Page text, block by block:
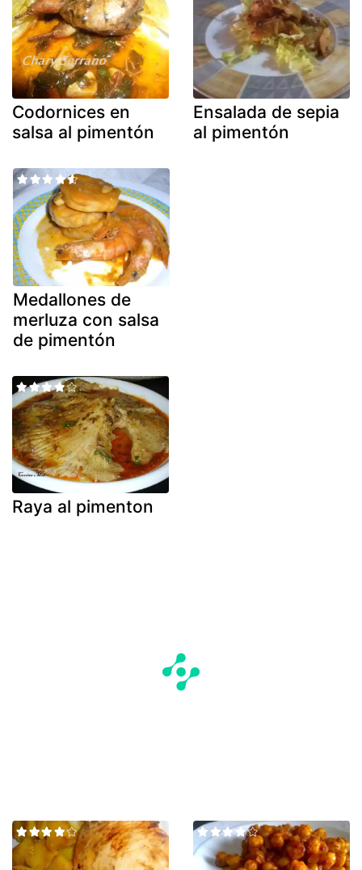
Codornices en
salsa al pimentón
Ensalada de sepia
al pimentón
Medallones de
merluza con salsa
de pimentón
Raya al pimenton